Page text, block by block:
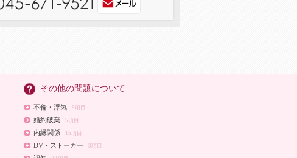
その他の問題について
不倫・浮気 9項目
婚約破棄 5項目
内縁関係 15項目
DV・ストーカー 3項目